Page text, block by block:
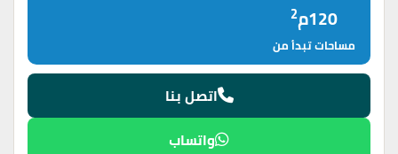
120م 2
مساحات تبدأ من
اتصل بنا
واتساب